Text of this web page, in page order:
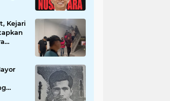
Kejari
Dana